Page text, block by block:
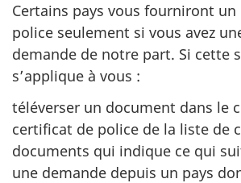
Certains pays vous fourniront
police seulement si vous avez
demande de notre part. Si cette
s’applique à vous :
téléverser un document dans le
certificat de police de la liste de
documents qui indique ce qui
une demande depuis un pays